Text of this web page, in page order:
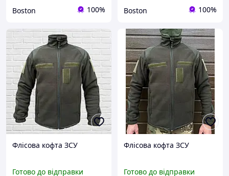
Boston 100% Boston 100%
Флісова кофта ЗСУ
Готово до відправки
Флісова кофта ЗСУ
Готово до відправки